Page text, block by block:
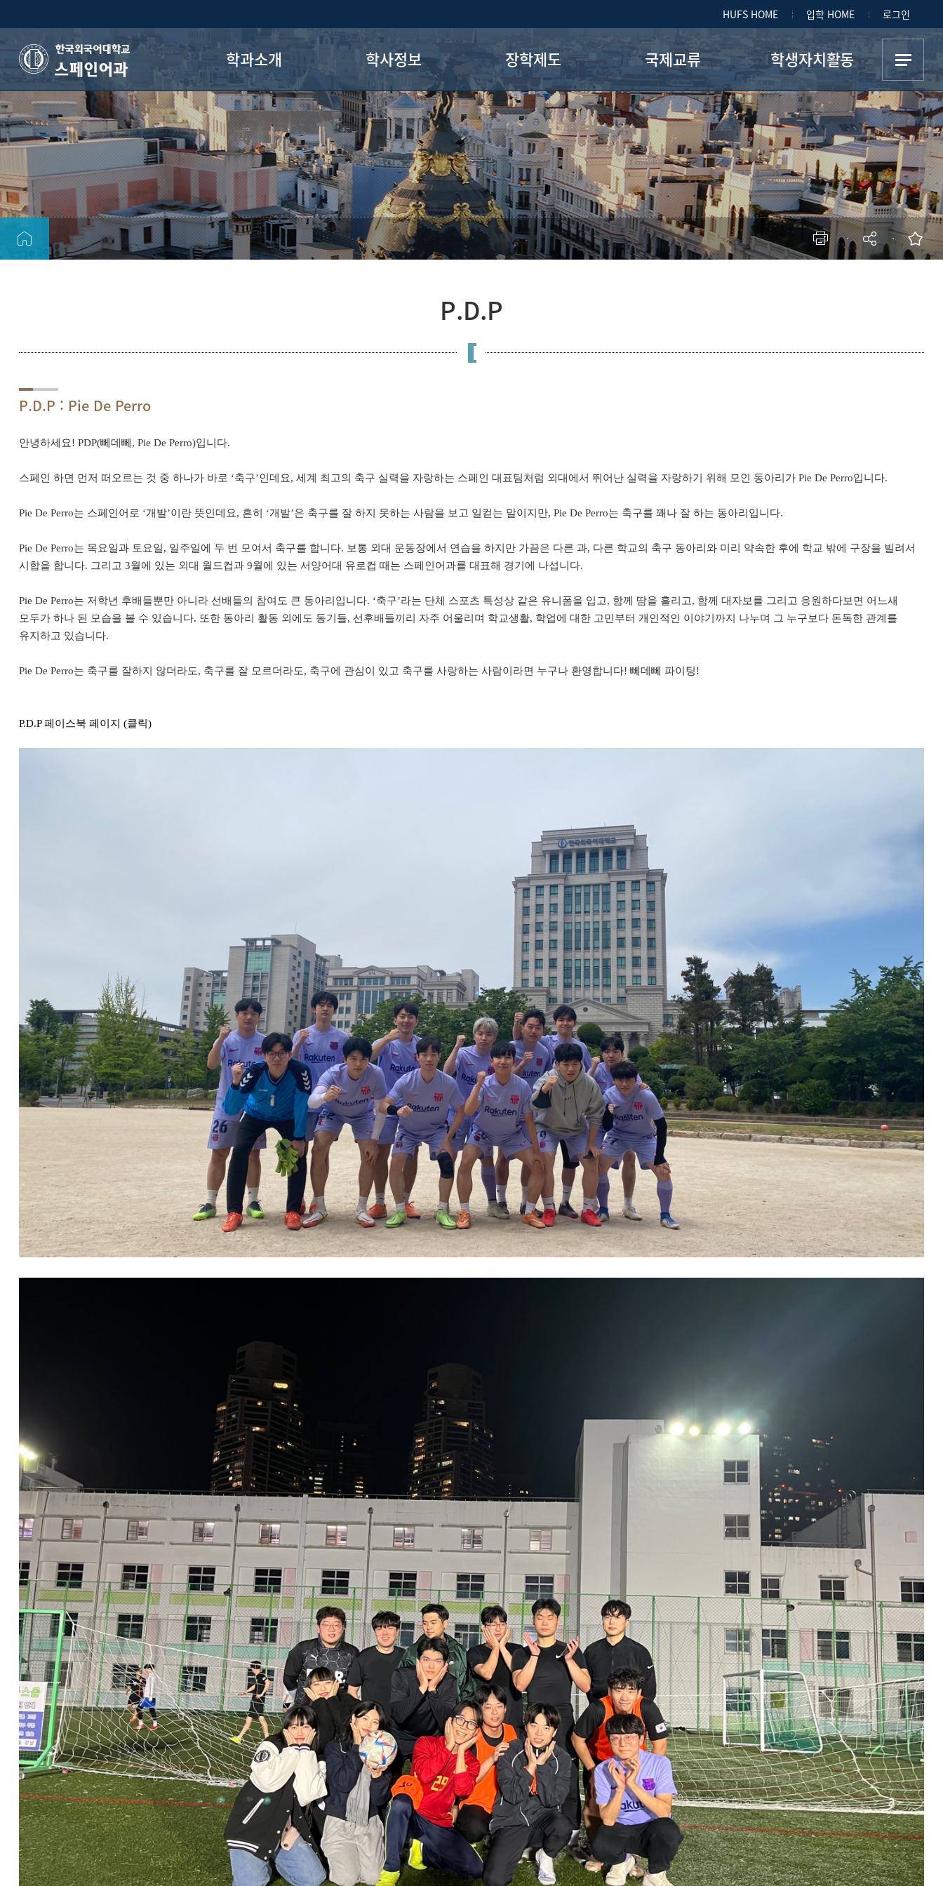
HUFS HOME 입학 HOME 로그인
스페인어과 학과소개
스페인어과 소개
학과 연혁
교수진
학과장실소개
졸업후진로
사진갤러리
학사정보
전공과목 소개
학사일정
졸업정보
자격증정보
학과장실 공지사항
홍보게시판
장학제도
교내장학
교외장학
국제교류
스페인어권 정보
교환프로그램 협정대학
파견학생
교환학생
해외어학연수
해외인턴쉽
학생자치활동
학생회소개
우문연
Armada
Aula
Los Novios
Los Amigos
메뉴추가
P.D.P
P.D.P : Pie De Perro
안녕하세요! PDP(뻬데뻬, Pie De Perro)입니다.
스페인 하면 먼저 떠오르는 것 중 하나가 바로 ‘축구’인데요, 세계 최고의 축구 실력을 자랑하는 스페인 대표팀처럼 외대에서 뛰어난 실력을 자랑하기 위해 모인 동아리가 Pie De Perro입니다.
Pie De Perro는 스페인어로 ‘개발’이란 뜻인데요, 흔히 ‘개발’은 축구를 잘 하지 못하는 사람을 보고 일컫는 말이지만, Pie De Perro는 축구를 꽤나 잘 하는 동아리입니다.
Pie De Perro는 목요일과 토요일, 일주일에 두 번 모여서 축구를 합니다. 보통 외대 운동장에서 연습을 하지만 가끔은 다른 과, 다른 학교의 축구 동아리와 미리 약속한 후에 학교 밖에 구장을 빌려서
시합을 합니다. 그리고 3월에 있는 외대 월드컵과 9월에 있는 서양어대 유로컵 때는 스페인어과를 대표해 경기에 나섭니다.
Pie De Perro는 저학년 후배들뿐만 아니라 선배들의 참여도 큰 동아리입니다. ‘축구’라는 단체 스포츠 특성상 같은 유니폼을 입고, 함께 땀을 흘리고, 함께 대자보를 그리고 응원하다보면 어느새
모두가 하나 된 모습을 볼 수 있습니다. 또한 동아리 활동 외에도 동기들, 선후배들끼리 자주 어울리며 학교생활, 학업에 대한 고민부터 개인적인 이야기까지 나누며 그 누구보다 돈독한 관계를
유지하고 있습니다.
Pie De Perro는 축구를 잘하지 않더라도, 축구를 잘 모르더라도, 축구에 관심이 있고 축구를 사랑하는 사람이라면 누구나 환영합니다! 뻬데뻬 파이팅!
P.D.P 페이스북 페이지 (클릭)